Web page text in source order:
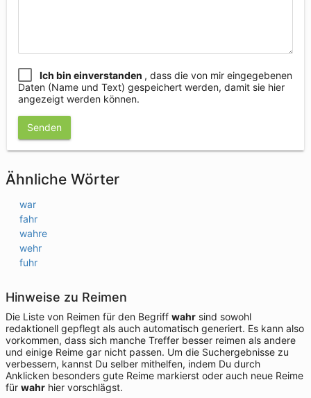
Ich bin einverstanden , dass die von mir eingegebenen
Daten (Name und Text) gespeichert werden, damit sie hier
angezeigt werden können.
Senden
Ähnliche Wörter
war
fahr
wahre
wehr
fuhr
Hinweise zu Reimen
Die Liste von Reimen für den Begriff wahr sind sowohl
redaktionell gepflegt als auch automatisch generiert. Es kann also
vorkommen, dass sich manche Treffer besser reimen als andere
und einige Reime gar nicht passen. Um die Suchergebnisse zu
verbessern, kannst Du selber mithelfen, indem Du durch
Anklicken besonders gute Reime markierst oder auch neue Reime
für wahr hier vorschlägst.